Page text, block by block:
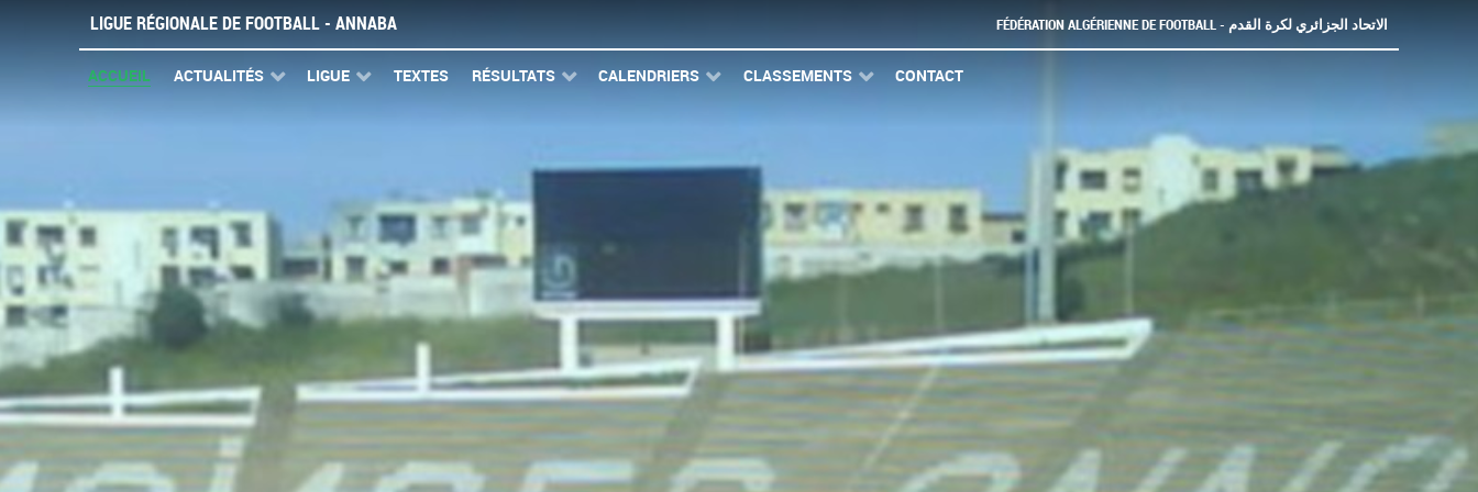
LIGUE RÉGIONALE DE FOOTBALL - ANNABA FÉDÉRATION ALGÉRIENNE DE FOOTBALL - الاتحاد الجزائري لكرة القدم
ACCUEIL ACTUALITÉS LIGUE TEXTES RÉSULTATS CALENDRIERS CLASSEMENTS CONTACT